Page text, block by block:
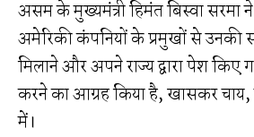
असम के मुख्यमंत्री हिमंत बिस्वा सरमा
अमेरिकी कंपनियों के प्रमुखों से उनकी
मिलाने और अपने राज्य द्वारा पेश
करने का आग्रह किया है, खासकर चाय,
में।